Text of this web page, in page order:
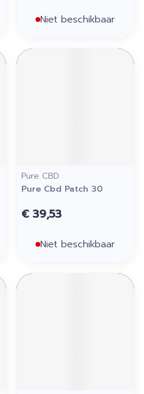
Niet beschikbaar
Pure CBD
Pure Cbd Patch 30
€ 39,53
Niet beschikbaar